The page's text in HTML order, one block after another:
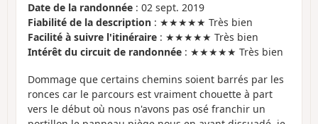
Date de la randonnée : 02 sept. 2019
Fiabilité de la description : ★★★★★ Très bien
Facilité à suivre l'itinéraire : ★★★★★ Très bien
Intérêt du circuit de randonnée : ★★★★★ Très bien
Dommage que certains chemins soient barrés par les
ronces car le parcours est vraiment chouette à part
vers le début où nous n'avons pas osé franchir un